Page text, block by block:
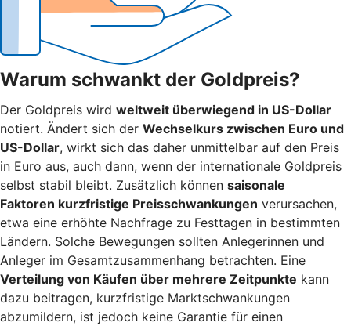
Warum schwankt der Goldpreis?
Der Goldpreis wird weltweit überwiegend in US-Dollar
notiert. Ändert sich der Wechselkurs zwischen Euro und
US-Dollar, wirkt sich das daher unmittelbar auf den Preis
in Euro aus, auch dann, wenn der internationale Goldpreis
selbst stabil bleibt. Zusätzlich können saisonale
Faktoren kurzfristige Preisschwankungen verursachen,
etwa eine erhöhte Nachfrage zu Festtagen in bestimmten
Ländern. Solche Bewegungen sollten Anlegerinnen und
Anleger im Gesamtzusammenhang betrachten. Eine
Verteilung von Käufen über mehrere Zeitpunkte kann
dazu beitragen, kurzfristige Marktschwankungen
abzumildern, ist jedoch keine Garantie für einen